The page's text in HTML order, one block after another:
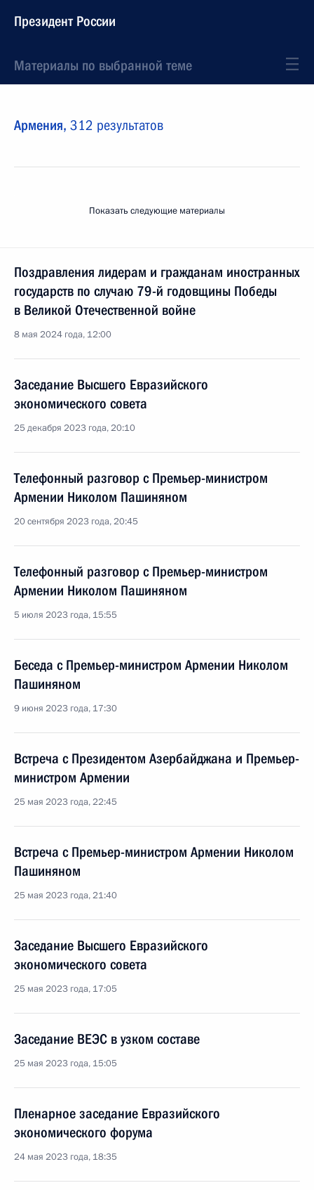
Президент России
Материалы по выбранной теме
Армения, 312 результатов
Показать следующие материалы
Поздравления лидерам и гражданам иностранных
государств по случаю 79-й годовщины Победы
в Великой Отечественной войне
8 мая 2024 года, 12:00
Заседание Высшего Евразийского
экономического совета
25 декабря 2023 года, 20:10
Телефонный разговор с Премьер-министром
Армении Николом Пашиняном
20 сентября 2023 года, 20:45
Телефонный разговор с Премьер-министром
Армении Николом Пашиняном
5 июля 2023 года, 15:55
Беседа с Премьер-министром Армении Николом
Пашиняном
9 июня 2023 года, 17:30
Встреча с Президентом Азербайджана и Премьер-
министром Армении
25 мая 2023 года, 22:45
Встреча с Премьер-министром Армении Николом
Пашиняном
25 мая 2023 года, 21:40
Заседание Высшего Евразийского
экономического совета
25 мая 2023 года, 17:05
Заседание ВЕЭС в узком составе
25 мая 2023 года, 15:05
Пленарное заседание Евразийского
экономического форума
24 мая 2023 года, 18:35